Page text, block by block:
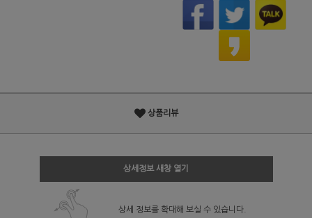
상품리뷰
상세정보 새창 열기
상세 정보를 확대해 보실 수 있습니다.